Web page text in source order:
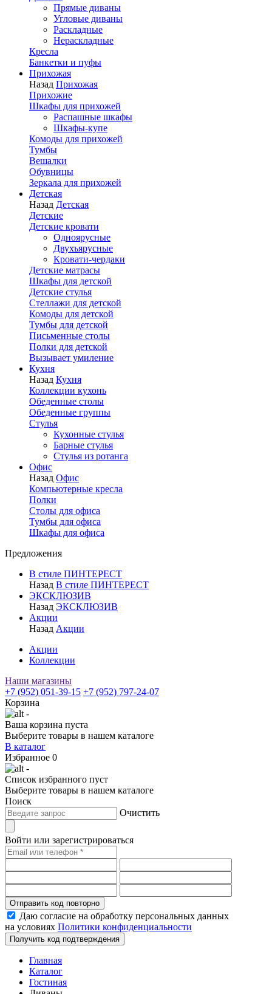
Прямые диваны
Угловые диваны
Раскладные
Нераскладные
Кресла
Банкетки и пуфы
Прихожая
Назад Прихожая
Прихожие
Шкафы для прихожей
Распашные шкафы
Шкафы-купе
Комоды для прихожей
Тумбы
Вешалки
Обувницы
Зеркала для прихожей
Детская
Назад Детская
Детские
Детские кровати
Одноярусные
Двухъярусные
Кровати-чердаки
Детские матрасы
Шкафы для детской
Детские стулья
Стеллажи для детской
Комоды для детской
Тумбы для детской
Письменные столы
Полки для детской
Вызывает умиление
Кухня
Назад Кухня
Коллекции кухонь
Обеденные столы
Обеденные группы
Стулья
Кухонные стулья
Барные стулья
Стулья из ротанга
Офис
Назад Офис
Компьютерные кресла
Полки
Столы для офиса
Тумбы для офиса
Шкафы для офиса
Предложения
В стиле ПИНТЕРЕСТ
Назад В стиле ПИНТЕРЕСТ
ЭКСКЛЮЗИВ
Назад ЭКСКЛЮЗИВ
Акции
Назад Акции
Акции
Коллекции
Наши магазины
+7 (952) 051-39-15 +7 (952) 797-24-07
Корзина
-
Ваша корзина пуста
Выберите товары в нашем каталоге
В каталог
Избранное 0
-
Список избранного пуст
Выберите товары в нашем каталоге
Поиск
Очистить
Войти или зарегистрироваться
Отправить код повторно
Даю согласие на обработку персональных данных
на условиях Политики конфиденциальности
Получить код подтверждения
Главная
Каталог
Гостиная